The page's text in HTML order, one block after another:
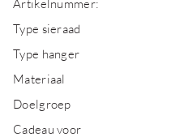
Artikelnummer:
Type sieraad
Type hanger
Materiaal
Doelgroep
Cadeau voor